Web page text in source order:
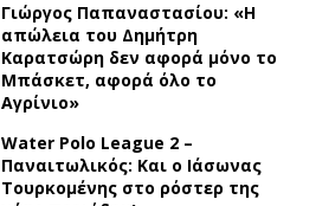
Γιώργος Παπαναστασίου: «Η
απώλεια του Δημήτρη
Καρατσώρη δεν αφορά μόνο το
Μπάσκετ, αφορά όλο το
Αγρίνιο»
Water Polo League 2 –
Παναιτωλικός: Και ο Ιάσωνας
Τουρκομένης στο ρόστερ της